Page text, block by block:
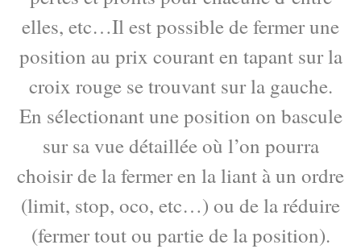
elles, etc…Il est possible de fermer une
position au prix courant en tapant sur la
croix rouge se trouvant sur la gauche.
En sélectionant une position on bascule
sur sa vue détaillée où l’on pourra
choisir de la fermer en la liant à un ordre
(limit, stop, oco, etc…) ou de la réduire
(fermer tout ou partie de la position).